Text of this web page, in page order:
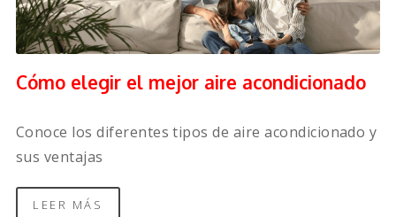
Cómo elegir el mejor aire acondicionado
Conoce los diferentes tipos de aire acondicionado y
sus ventajas
LEER MÁS